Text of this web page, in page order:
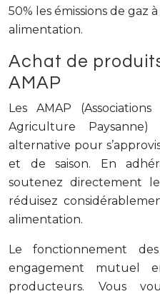
50% les émissions de gaz
alimentation.
Achat de
AMAP
Les AMAP
Agriculture
alternative pour
et de saison. En
soutenez directement
réduisez
alimentation.
Le fonctionnement
engagement mutuel
producteurs. Vous